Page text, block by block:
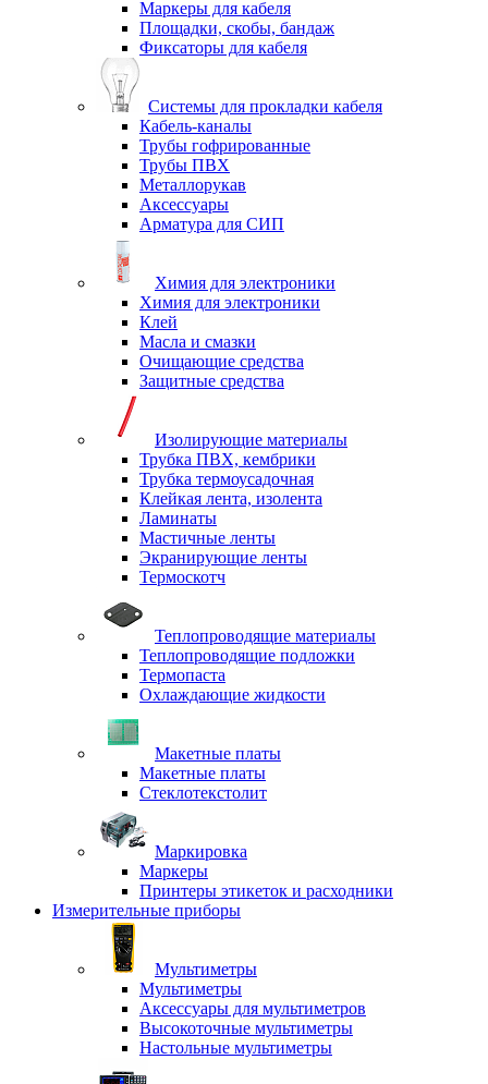
Маркеры для кабеля
Площадки, скобы, бандаж
Фиксаторы для кабеля
Системы для прокладки кабеля
Кабель-каналы
Трубы гофрированные
Трубы ПВХ
Металлорукав
Аксессуары
Арматура для СИП
Химия для электроники
Химия для электроники
Клей
Масла и смазки
Очищающие средства
Защитные средства
Изолирующие материалы
Трубка ПВХ, кембрики
Трубка термоусадочная
Клейкая лента, изолента
Ламинаты
Мастичные ленты
Экранирующие ленты
Термоскотч
Теплопроводящие материалы
Теплопроводящие подложки
Термопаста
Охлаждающие жидкости
Макетные платы
Макетные платы
Стеклотекстолит
Маркировка
Маркеры
Принтеры этикеток и расходники
Измерительные приборы
Мультиметры
Мультиметры
Аксессуары для мультиметров
Высокоточные мультиметры
Настольные мультиметры